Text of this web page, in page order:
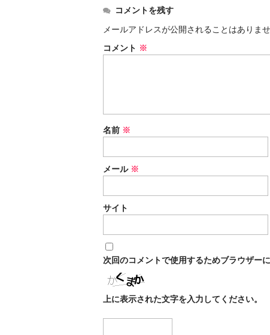
コメントを残す
メールアドレスが公開されることはありませ
コメント ※
名前 ※
メール ※
サイト
次回のコメントで使用するためブラウザー
上に表示された文字を入力してください。